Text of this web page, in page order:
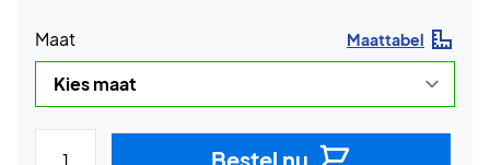
Maat Maattabel
Bestel nu